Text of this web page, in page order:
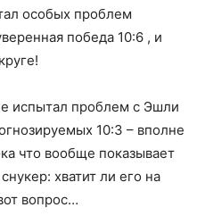
особых проблем
победа 10:6 , и
испытал проблем с Эшли
10:3 – вполне
что вообще показывает
хватит ли его на
вопрос…